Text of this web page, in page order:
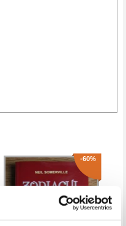
-60%